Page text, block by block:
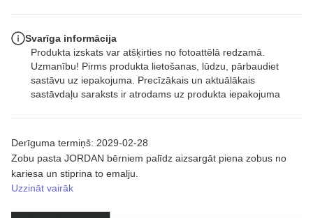
Derīguma termiņš: 2029-02-28
Zobu pasta JORDAN bērniem palīdz aizsargāt piena zobus no
kariesa un stiprina to emalju.
Uzzināt vairāk
Svarīga informācija
Produkta izskats var atšķirties no fotoattēlā redzamā.
Uzmanību! Pirms produkta lietošanas, lūdzu, pārbaudiet
sastāvu uz iepakojuma. Precīzākais un aktuālākais
sastāvdaļu saraksts ir atrodams uz produkta iepakojuma